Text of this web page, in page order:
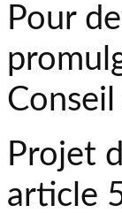
Pour
Projet
article